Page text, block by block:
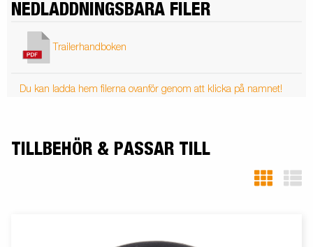
NEDLADDNINGSBARA FILER
Trailerhandboken
Du kan ladda hem filerna ovanför genom att klicka på namnet!
TILLBEHÖR & PASSAR TILL